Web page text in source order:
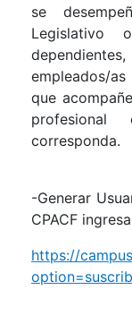
se
Legislativo
empleados/
que
corresponda.
-Generar
CPACF
https://